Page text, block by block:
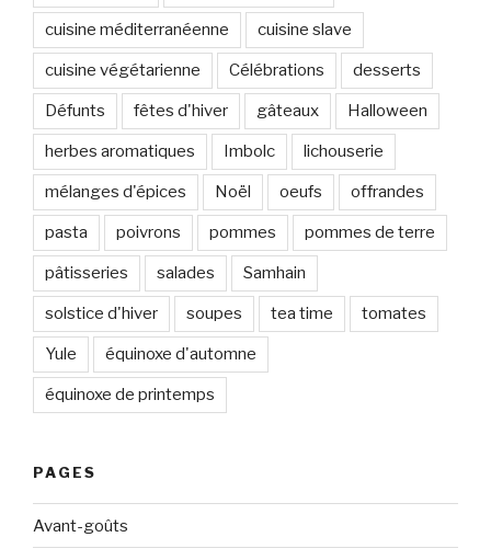
cuisine méditerranéenne cuisine slave
cuisine végétarienne Célébrations desserts
Défunts fêtes d'hiver gâteaux Halloween
herbes aromatiques Imbolc lichouserie
mélanges d'épices Noël oeufs offrandes
pasta poivrons pommes pommes de terre
pâtisseries salades Samhain
solstice d'hiver soupes tea time tomates
Yule équinoxe d'automne
équinoxe de printemps
PAGES
Avant-goûts